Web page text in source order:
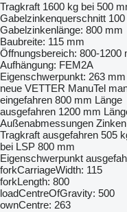
Tragkraft 1600 kg bei 500
Gabelzinkenquerschnitt
Gabelzinkenlänge: 800 mm
Baubreite: 115 mm
Öffnungsbereich: 800-1200
Aufhängung: FEM2A
Eigenschwerpunkt: 263 mm
neue VETTER ManuTel
eingefahren 800 mm Länge
ausgefahren 1200 mm
Außenabmessungen
Tragkraft ausgefahren 505
bei LSP 800 mm
Eigenschwerpunkt
forkCarriageWidth: 115
forkLength: 800
loadCentreOfGravity: 500
ownCentre: 263